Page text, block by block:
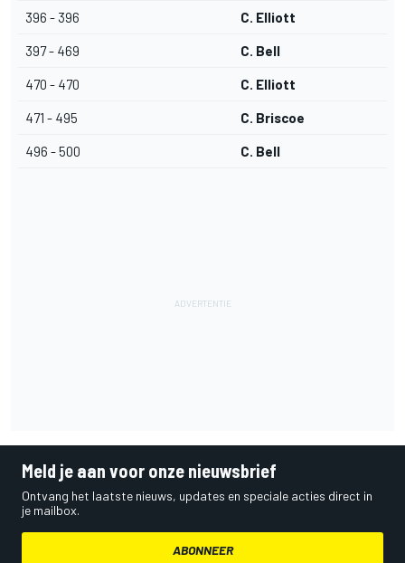
396 - 396 C. Elliott
397 - 469 C. Bell
470 - 470 C. Elliott
471 - 495 C. Briscoe
496 - 500 C. Bell
Meld je aan voor onze nieuwsbrief
Ontvang het laatste nieuws, updates en speciale acties direct in
je mailbox.
ABONNEER